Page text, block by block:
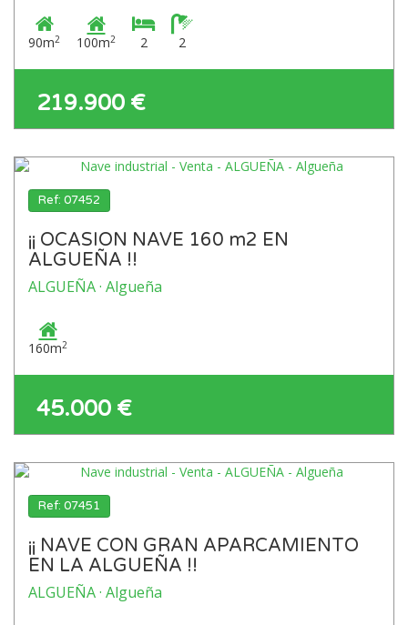
90m2 100m2 2 2
219.900 €
Ref: 07452
¡¡ OCASION NAVE 160 m2 EN
ALGUEÑA !!
ALGUEÑA · Algueña
160m2
45.000 €
Ref: 07451
¡¡ NAVE CON GRAN APARCAMIENTO
EN LA ALGUEÑA !!
ALGUEÑA · Algueña